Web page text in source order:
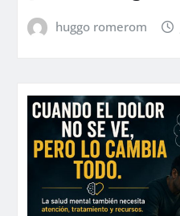
huggo romerom